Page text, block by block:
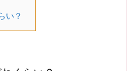
い？